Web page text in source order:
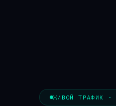
ЖИВОЙ ТРАФИК ·